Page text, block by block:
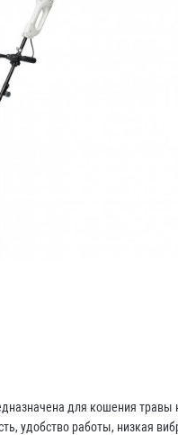
для кошения
удобство работы, низкая